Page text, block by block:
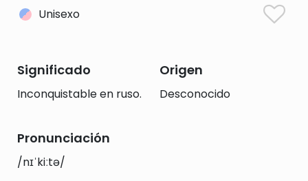
Unisexo
Significado
Inconquistable en ruso.
Origen
Desconocido
Pronunciación
/nɪˈkiːtə/